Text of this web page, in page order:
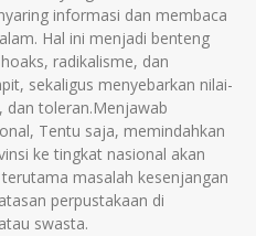
informasi dan membaca
Hal ini menjadi benteng
radikalisme, dan
sekaligus menyebarkan nilai-
dan toleran.Menjawab
Tentu saja, memindahkan
ke tingkat nasional akan
masalah kesenjangan
perpustakaan di
swasta.